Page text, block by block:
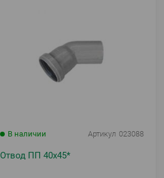
В наличии Артикул 023088
Отвод ПП 40х45*